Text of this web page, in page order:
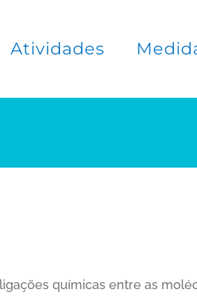
Atividades
químicas entre as